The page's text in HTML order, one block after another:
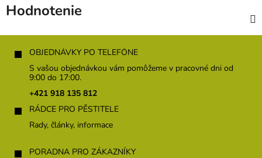
Hodnotenie
Z
OBJEDNÁVKY PO TELEFÓNE
S vašou objednávkou vám pomôžeme v pracovné dni od
9:00 do 17:00.
+421 918 135 812
RÁDCE PRO PĚSTITELE
Rady, články, informace
PORADNA PRO ZÁKAZNÍKY